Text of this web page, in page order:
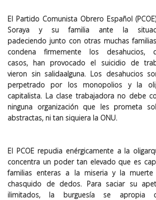
El Partido Comunista Obrero Español (PCOE)
Soraya y su familia ante la
padeciendo junto con otras muchas familias
condena firmemente los desahucios,
casos, han provocado el suicidio de
vieron sin salidaalguna. Los desahucios
perpetrado por los monopolios y la
capitalista. La clase trabajadora no debe
ninguna organización que les prometa
abstractas, ni tan siquiera la ONU.
El PCOE repudia enérgicamente a la
concentra un poder tan elevado que es
familias enteras a la miseria y la muerte
chasquido de dedos. Para saciar su
ilimitados, la burguesía se apropia